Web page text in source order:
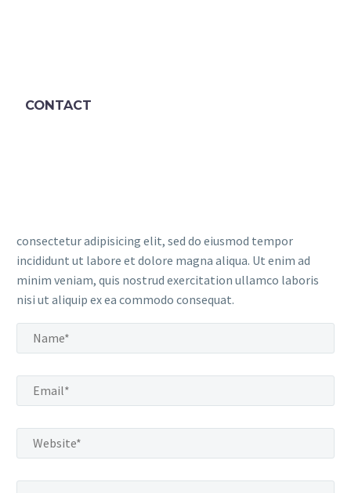
CONTACT
consectetur adipisicing elit, sed do eiusmod tempor
incididunt ut labore et dolore magna aliqua. Ut enim ad
minim veniam, quis nostrud exercitation ullamco laboris
nisi ut aliquip ex ea commodo consequat.